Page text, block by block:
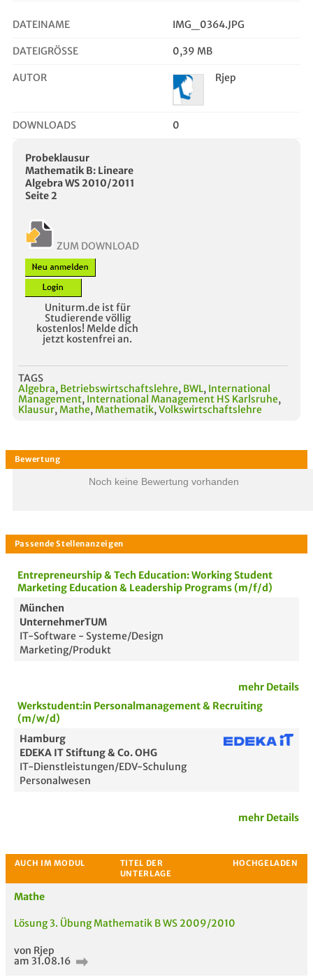
DATEINAME IMG_0364.JPG
DATEIGRÖSSE 0,39 MB
AUTOR Rjep
DOWNLOADS 0
Probeklausur
Mathematik B: Lineare
Algebra WS 2010/2011
Seite 2
ZUM DOWNLOAD
Uniturm.de ist für
Studierende völlig
kostenlos! Melde dich
jetzt kostenfrei an.
TAGS
Algebra, Betriebswirtschaftslehre, BWL, International
Management, International Management HS Karlsruhe,
Klausur, Mathe, Mathematik, Volkswirtschaftslehre
Bewertung
Noch keine Bewertung vorhanden
Entrepreneurship & Tech Education: Working Student
Marketing Education & Leadership Programs (m/f/d)
München
UnternehmerTUM
IT-Software - Systeme/Design
Marketing/Produkt
mehr Details
Werkstudent:in Personalmanagement & Recruiting
(m/w/d)
Hamburg
EDEKA IT Stiftung & Co. OHG
IT-Dienstleistungen/EDV-Schulung
Personalwesen
mehr Details
Mathe
Lösung 3. Übung Mathematik B WS 2009/2010
von Rjep
am 31.08.16